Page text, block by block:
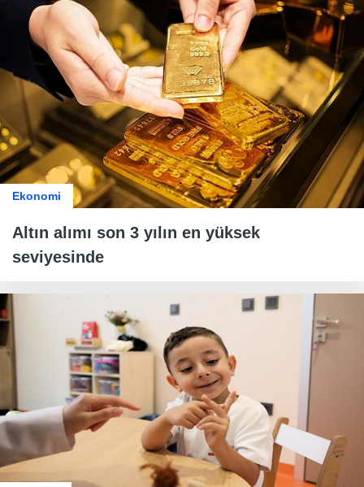
Ekonomi
Altın alımı son 3 yılın en yüksek
seviyesinde